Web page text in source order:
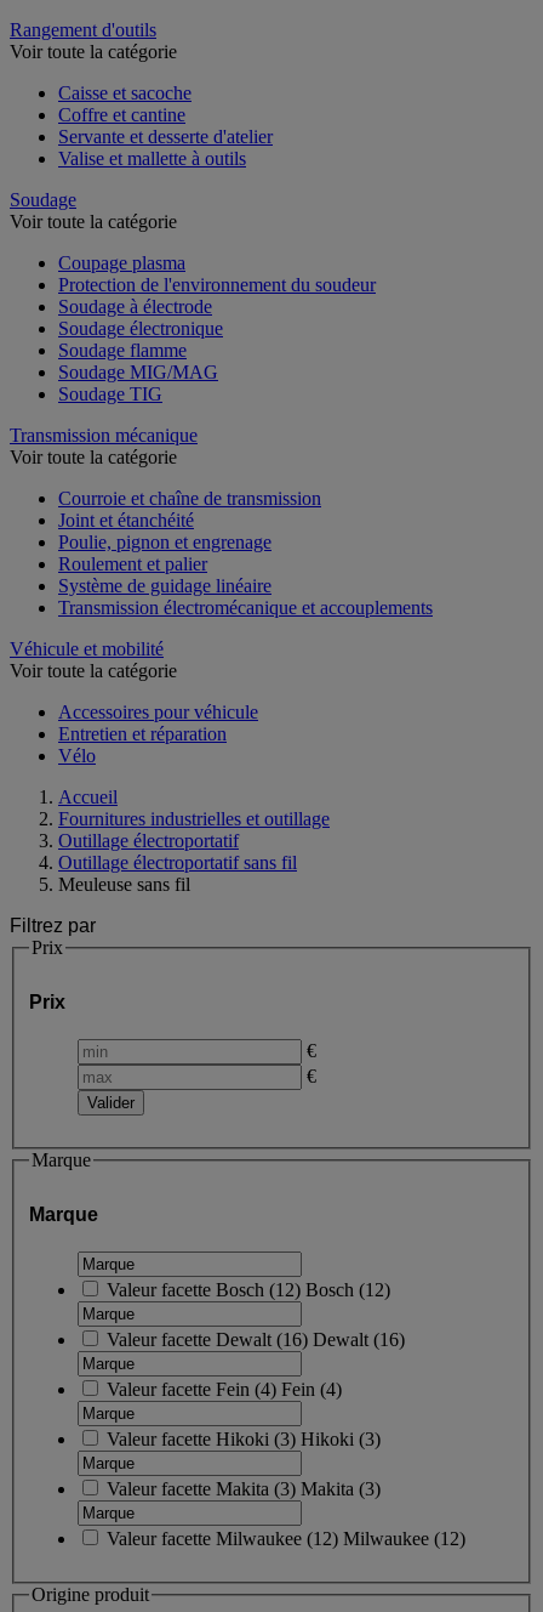
Rangement d'outils
Voir toute la catégorie
Caisse et sacoche
Coffre et cantine
Servante et desserte d'atelier
Valise et mallette à outils
Soudage
Voir toute la catégorie
Coupage plasma
Protection de l'environnement du soudeur
Soudage à électrode
Soudage électronique
Soudage flamme
Soudage MIG/MAG
Soudage TIG
Transmission mécanique
Voir toute la catégorie
Courroie et chaîne de transmission
Joint et étanchéité
Poulie, pignon et engrenage
Roulement et palier
Système de guidage linéaire
Transmission électromécanique et accouplements
Véhicule et mobilité
Voir toute la catégorie
Accessoires pour véhicule
Entretien et réparation
Vélo
Accueil
Fournitures industrielles et outillage
Outillage électroportatif
Outillage électroportatif sans fil
Meuleuse sans fil
Filtrez par
Prix
Prix
€
€
Marque
Marque
Valeur facette Bosch (12) Bosch (12)
Valeur facette Dewalt (16) Dewalt (16)
Valeur facette Fein (4) Fein (4)
Valeur facette Hikoki (3) Hikoki (3)
Valeur facette Makita (3) Makita (3)
Valeur facette Milwaukee (12) Milwaukee (12)
Origine produit